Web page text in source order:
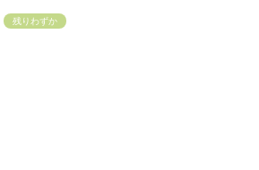
残りわずか